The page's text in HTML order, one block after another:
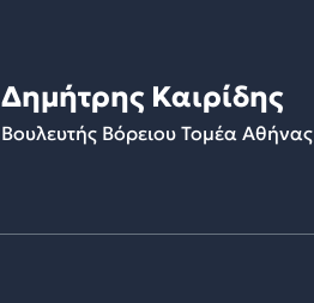
Δημήτρης Καιρίδης
Βουλευτής Βόρειου Τομέα Αθήνας